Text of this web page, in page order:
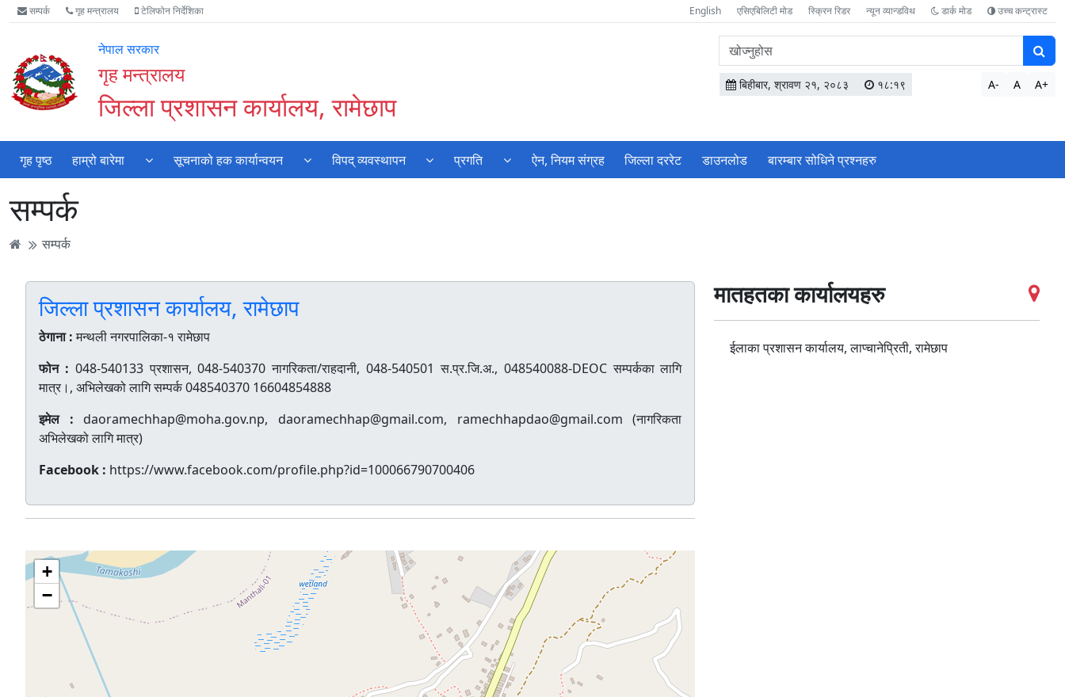
Accessibility
Mode
गर्नुहोस्
मुख्य
सामाग्री
मुख्य
नेभिगेसन
वेबसाइट
खोजमा
सम्पर्क गृह मन्त्रालय टेलिफोन निर्देशिका English एसिएबिलिटी मोड स्क्रिन रिडर न्यून व्यान्डविथ डार्क मोड उच्च कन्ट्रास्ट
नेपाल सरकार
गृह मन्त्रालय
जिल्ला प्रशासन कार्यालय, रामेछाप
वेबसाइटमा
सामग्री
खोज्नुहोस
बिहीबार, श्रावण २१, २०८३ १८:१९ A- A A+
गृह पृष्ठ हाम्रो बारेमा सूचनाको हक कार्यान्वयन विपद् व्यवस्थापन प्रगति ऐन, नियम संग्रह जिल्ला दररेट डाउनलोड बारम्बार सोधिने प्रश्‍नहरु
सम्पर्क
सम्पर्क
जिल्ला प्रशासन कार्यालय, रामेछाप
ठेगाना :मन्थली नगरपालिका-१ रामेछाप
फोन : 048-540133 प्रशासन, 048-540370 नागरिकता/राहदानी, 048-540501 स.प्र.जि.अ., 048540088-DEOC सम्पर्कका लागि
मात्र।, अभिलेखको लागि सम्पर्क 048540370 16604854888
इमेल : daoramechhap@moha.gov.np, daoramechhap@gmail.com, ramechhapdao@gmail.com (नागरिकता
अभिलेखको लागि मात्र)
Facebook : https://www.facebook.com/profile.php?id=100066790700406
+
−
मातहतका कार्यालयहरु
ईलाका प्रशासन कार्यालय, लाप्चानेप्रिती, रामेछाप